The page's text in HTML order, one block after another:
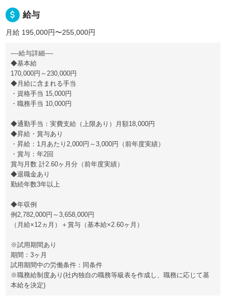
attach_money 給与
月給 195,000円〜255,000円
----給与詳細----
◆基本給
170,000円～230,000円
◆月給に含まれる手当
・資格手当 15,000円
・職務手当 10,000円
◆通勤手当：実費支給（上限あり）月額18,000円
◆昇給・賞与あり
・昇給：1月あたり2,000円～3,000円（前年度実績）
・賞与：年2回
賞与月数 計2.60ヶ月分（前年度実績）
◆退職金あり
勤続年数3年以上
◆年収例
例2,782,000円～3,658,000円
（月給×12ヵ月）＋賞与（基本給×2.60ヶ月）
※試用期間あり
期間：3ヶ月
試用期間中の労働条件：同条件
※職務給制度あり(社内独自の職務等級表を作成し、職務に応じて基
本給を決定)